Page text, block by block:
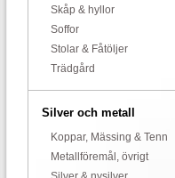
Skåp & hyllor
Soffor
Stolar & Fåtöljer
Trädgård
Silver och metall
Koppar, Mässing & Tenn
Metallföremål, övrigt